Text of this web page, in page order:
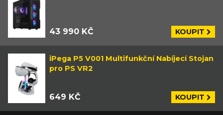
43 990 KČ KOUPIT
iPega P5 V001 Multifunkční Nabíjecí Stojan
pro PS VR2
649 KČ KOUPIT